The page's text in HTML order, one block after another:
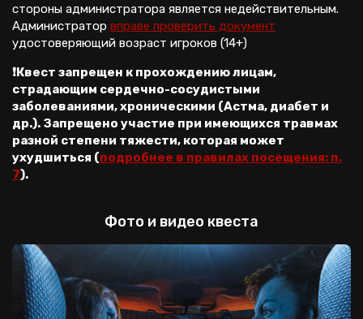
стороны администратора является недействительным.
Администратор вправе проверить документ
удостоверяющий возраст игроков (14+)
❗Квест запрещен к прохождению лицам,
страдающим сердечно-сосудистыми
заболеваниями, хроническими (Астма, диабет и
др.). Запрещено участие при имеющихся травмах
разной степени тяжести, которая может
ухудшиться (подробнее в правилах посещения: п.
7).
Фото и видео квеста